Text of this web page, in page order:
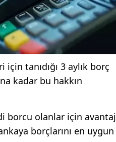
tanıdığı 3 aylık borç
kadar bu hakkın
borcu olanlar için avantaj
borçlarını en uygun